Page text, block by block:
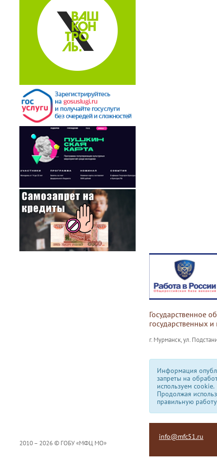
Государственное
государственных
г. Мурманск, ул.
Информация
запреты на
используем сookie.
Продолжая
правильную
2010 – 2026 © ГОБУ «МФЦ МО»
info@mfc51.ru